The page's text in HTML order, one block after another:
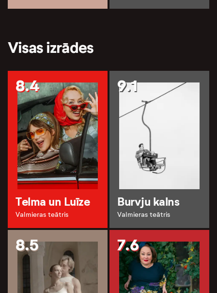
Visas izrādes
8.4
Telma un Luīze
Valmieras teātris
9.1
Burvju kalns
Valmieras teātris
8.5 7.6